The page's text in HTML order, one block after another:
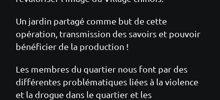
Un jardin partagé comme but de cette
opération, transmission des savoirs et pouvoir
bénéficier de la production !
Les membres du quartier nous font par des
différentes problématiques liées à la violence
et la drogue dans le quartier et les